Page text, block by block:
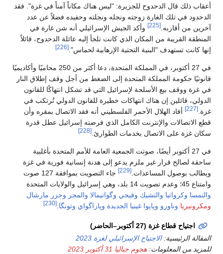
أعقاب ذلك قال الدحدوح للجزيرة: "ليس هناك مكاناً آمناً في غزة". فقد
الدحدود في تلك الغارة زوجته ونجله ونجلته وحفيده فضلاً عن عدد
آخرين من أقاربه.[225]
وأكد الجيش الإسرائيلي أنه شن غارة في
المنطقة القريبة من المكان الذي كانت تلجأ إليه عائلة الدحدوح، قائلاً
إنها كانت تستهدف "البنية التحتية الإرهابية لحماس".[226]
في 27 أكتوبر، في المملكة المتحدة، دعا أكثر من 250 محاميًا وأكاديميًا
قانونيًا حكومة المملكة المتحدة إلى الضغط من أجل وقف إطلاق النار
في غزة ووقف بيع الأسلحة لإسرائيل التي قد تشكل انتهاكًا للقانون
الدولي، قائلين إن هناك انتهاكات خطيرة للقانون الدولي تُرتكب في
غزة.[227]
أفاد الهلال الأحمر الفلسطيني أنه فقد الاتصال بمقره وأن
قطع الاتصالات والإنترنت الكامل الذي فرضته إسرائيل عطل قدرة
سكان غزة على الاتصال بخدمات الطوارئ.[228]
في 27 أكتوبر أيضًا، صوتت الجمعية العامة للأمم المتحدة بأغلبية
ساحقة لصالح قرار غير ملزم يدعو إلى هدنة إنسانية فورية في غزة
ويطالب بوصول المساعدات.[229]
جاء التصويت بموافقة 127 صوت
وامتناع 45؛ وعدم تصويت 14 بلد، وهي إسرائيل والولايات المتحدة
والنمسا وكرواتيا والتشيك وفيجي وگواتيمالا والمجر وجزر مارشال
ومكرونيزيا وناورو وپاپوا غينيا الجديدة وپاراگواي وتونگا.
[230]
اجتياح قطاع غزة (27 أكتوبر–الحاضر)
المقالة الرئيسية:الاجتياح الإسرائيلي لغزة 2023
للمزيد من المعلومات: هجوم جباليا 31 أكتوبر 2023